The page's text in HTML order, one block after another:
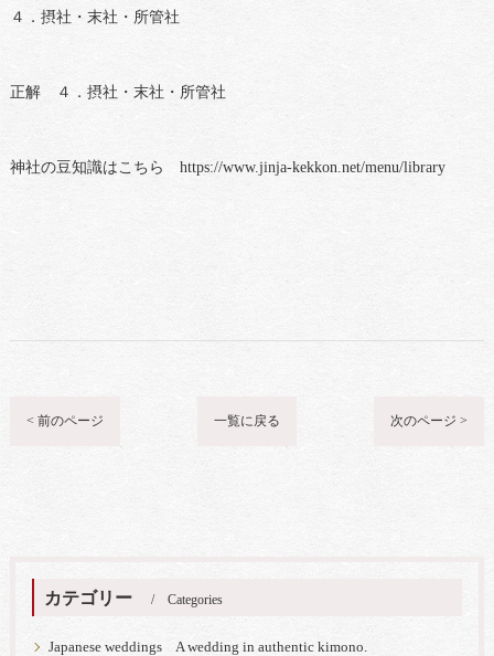
４．摂社・末社・所管社
正解 ４．摂社・末社・所管社
神社の豆知識はこちら https://www.jinja-kekkon.net/menu/library
< 前のページ 一覧に戻る 次のページ >
カテゴリー Categories
Japanese weddings A wedding in authentic kimono.